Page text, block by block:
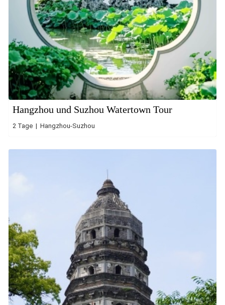
Hangzhou und Suzhou Watertown Tour
2 Tage | Hangzhou-Suzhou